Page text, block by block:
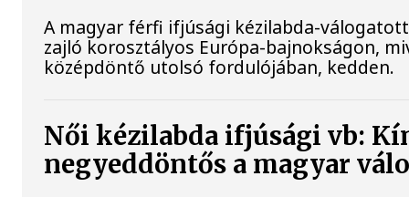
A magyar férfi ifjúsági kézilabda-
zajló korosztályos Európa-bajnokságon,
középdöntő utolsó fordulójában, kedden.
Női kézilabda ifjúsági vb:
negyeddöntős a magyar